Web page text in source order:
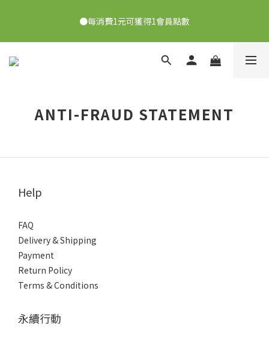
👉點我了解
●每消費1元可獲得1會員點數
●每3,000點可以折抵NT$100
👉點我了解
ANTI-FRAUD STATEMENT
Help
FAQ
Delivery & Shipping
Payment
Return Policy
Terms & Conditions
永續行動